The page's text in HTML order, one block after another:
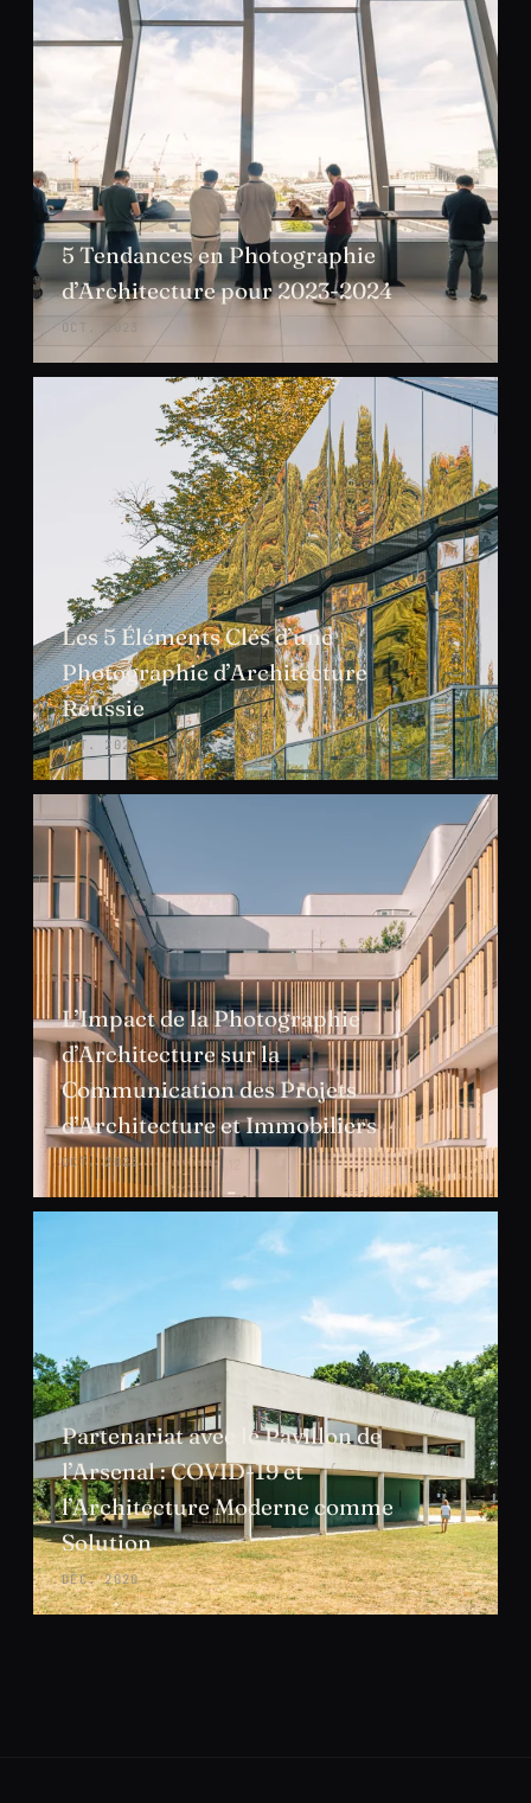
5 Tendances en Photographie
d’Architecture pour 2023-2024
OCT. 2023
Les 5 Éléments Clés d’une
Photographie d’Architecture
Réussie
OCT. 2023
L’Impact de la Photographie
d’Architecture sur la
Communication des Projets
d’Architecture et Immobiliers
OCT. 2023
Partenariat avec le Pavillon de
l’Arsenal : COVID-19 et
l’Architecture Moderne comme
Solution
DÉC. 2020